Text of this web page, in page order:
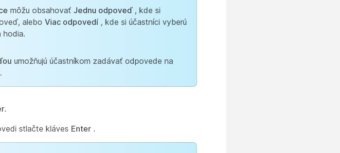
môžu obsahovať Jednu odpoveď, kde si
alebo Viac odpovedí , kde si účastníci vyberú
hodia.
umožňujú účastníkom zadávať odpovede na
.
stlačte kláves Enter .